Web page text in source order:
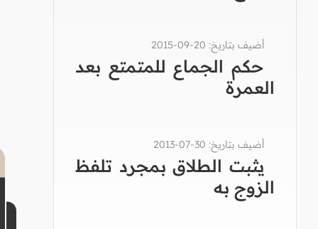
أضيف بتاريخ: 20-09-2015
حكم الجماع للمتمتع بعد
العمرة
أضيف بتاريخ: 30-07-2013
يثبت الطلاق بمجرد تلفظ
الزوج به